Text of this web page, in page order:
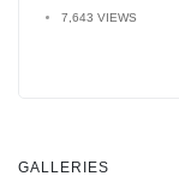
7,643 VIEWS
GALLERIES